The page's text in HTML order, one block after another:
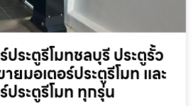
ระตูรีโมทชลบุรี ประตูรั้ว
ยมอเตอร์ประตูรีโมท และ
ประตูรีโมท ทุกรุ่น